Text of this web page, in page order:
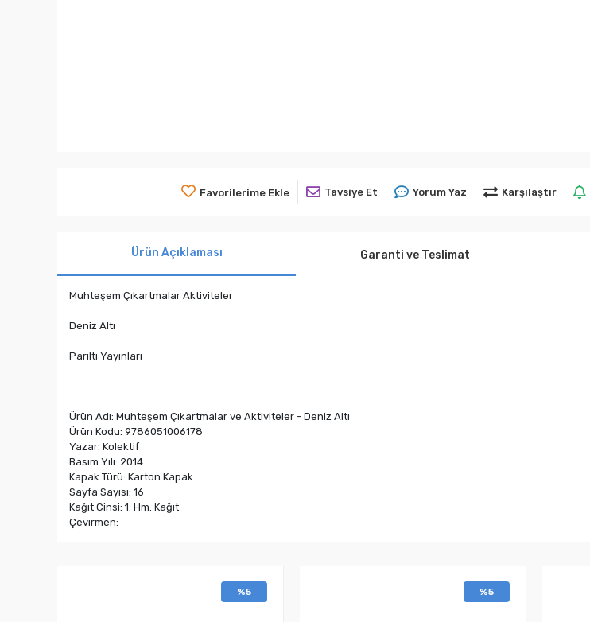
Favorilerime Ekle Tavsiye Et Yorum Yaz Karşılaştır
Ürün Açıklaması Garanti ve Teslimat
Muhteşem Çıkartmalar Aktiviteler
Deniz Altı
Parıltı Yayınları
Ürün Adı: Muhteşem Çıkartmalar ve Aktiviteler - Deniz Altı
Ürün Kodu: 9786051006178
Yazar: Kolektif
Basım Yılı: 2014
Kapak Türü: Karton Kapak
Sayfa Sayısı: 16
Kağıt Cinsi: 1. Hm. Kağıt
Çevirmen:
%5 %5